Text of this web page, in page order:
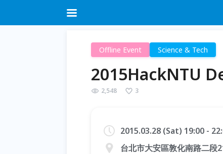
Offline Event Science & Tech
2015HackNTU
2,548 3
2015.03.28 (Sat) 19:00 -
台北市大安區敦化南路二段